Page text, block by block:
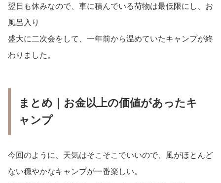
翌日も休みなので、車に積んでいる荷物は最低限にし、お
風呂入り
盛大に二次会をして、一年前から温めていたキャンプが終
わりました。
まとめ｜お金以上の価値があったキ
ャンプ
今回のように、天気はそこそこでいいので、風がほとんど
ない穏やかなキャンプが一番楽しい。